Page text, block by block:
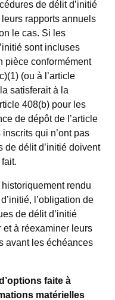
de délit d’initié
rapports annuels
le cas. Si les
sont incluses
pièce conformément
(ou à l’article
satisferait à la
408(b) pour les
de dépôt de l’article
inscrits qui n’ont pas
de délit d’initié doivent
rendu
l’obligation de
de délit d’initié
à réexaminer leurs
avant les échéances
faite à
matérielles